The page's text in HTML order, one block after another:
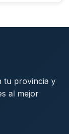
tu provincia y
al mejor